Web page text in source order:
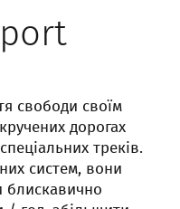
свободи своїм
дорогах
треків.
систем, вони
блискавично